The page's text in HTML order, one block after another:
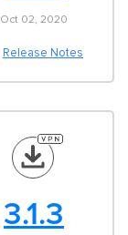
Oct 02, 2020
Release Notes
3.1.3